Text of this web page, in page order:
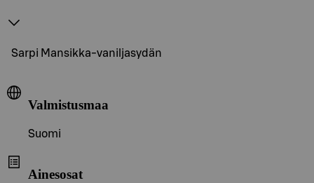
Sarpi Mansikka-vaniljasydän
Valmistusmaa
Suomi
Ainesosat